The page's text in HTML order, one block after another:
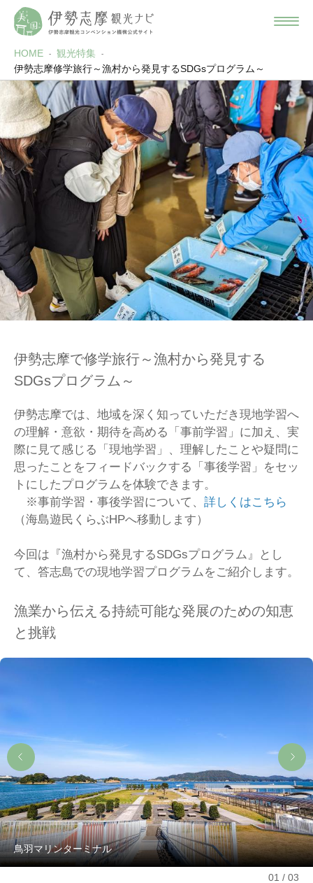
HOME
観光特集
伊勢志摩修学旅行～漁村から発見するSDGsプログラム～
伊勢志摩で修学旅行～漁村から発見する
SDGsプログラム～
伊勢志摩では、地域を深く知っていただき現地学習へ
の理解・意欲・期待を高める「事前学習」に加え、実
際に見て感じる「現地学習」、理解したことや疑問に
思ったことをフィードバックする「事後学習」をセッ
トにしたプログラムを体験できます。
※事前学習・事後学習について、 詳しくはこちら
（海島遊民くらぶHPへ移動します）
今回は『漁村から発見するSDGsプログラム』とし
て、答志島での現地学習プログラムをご紹介します。
漁業から伝える持続可能な発展のための知恵
と挑戦
鳥羽マリンターミナル
01 03